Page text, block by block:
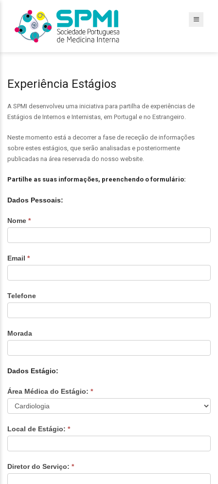
Experiência Estágios
A SPMI desenvolveu uma iniciativa para partilha de experiências de
Estágios de Internos e Internistas, em Portugal e no Estrangeiro.
Neste momento está a decorrer a fase de receção de informações
sobre estes estágios, que serão analisadas e posteriormente
publicadas na área reservada do nosso website.
Partilhe as suas informações, preenchendo o formulário:
Dados Pessoais:
Nome *
Email *
Telefone
Morada
Dados Estágio:
Área Médica do Estágio: *
Médica
Estágio:
Local de Estágio: *
Diretor do Serviço: *